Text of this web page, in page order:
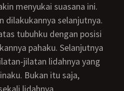
menyukai suasana ini.
dilakukannya selanjutnya.
pahaku. Selanjutnya
jilatan lidahnya yang
Bukan itu saja,